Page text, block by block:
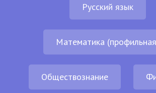
Русский язык
Математика
Обществознание